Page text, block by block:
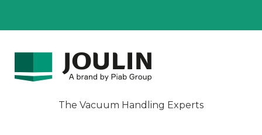
The Vacuum Handling Experts